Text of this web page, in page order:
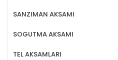
SANZIMAN AKSAMI
SOGUTMA AKSAMI
TEL AKSAMLARI